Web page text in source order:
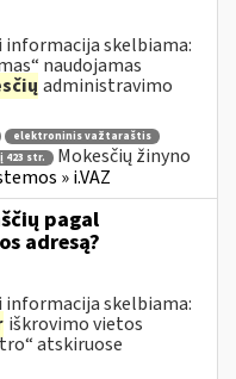
informacija skelbiama:
naudojamas
administravimo
elektroninis važtaraštis
423 str.
Mokesčių žinyno
» i.VAZ
pagal
adresą?
informacija skelbiama:
iškrovimo vietos
atskiruose